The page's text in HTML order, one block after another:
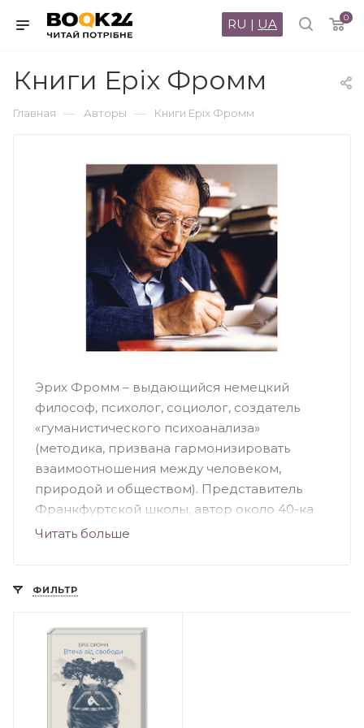
0
RU | UA
Книги Еріх Фромм
Главная — Авторы — Книги Еріх Фромм
Эрих Фромм – выдающийся немецкий
философ, психолог, социолог, создатель
«гуманистического психоанализа»
(методика, призвана гармонизировать
взаимоотношения между человеком,
природой и обществом). Представитель
Франкфуртской школы, автор около 40-ка
работ. Среди наиболее известных книг
вся жизнь философа была посвящена
его творчестве была тема противоречия
человеческого существования. В своих
книгах автор доносит основную мысль:
человек сам ответственный за свой
ежедневный выбор в жизни, и, если
Читать больше
ФИЛЬТР